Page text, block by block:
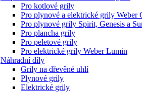
Pro kotlové grily
Pro plynové a elektrické grily Weber
Pro plynové grily Spirit, Genesis a
Pro plancha grily
Pro peletové grily
Pro elektrické grily Weber Lumin
Náhradní díly
Grily na dřevěné uhlí
Plynové grily
Elektrické grily